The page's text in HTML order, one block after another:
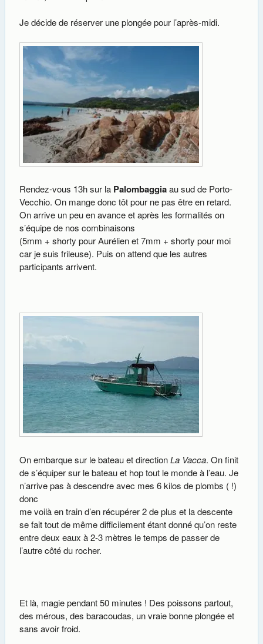
Je décide de réserver une plongée pour l’après-midi.
Rendez-vous 13h sur la Palombaggiaau sud de Porto-
Vecchio. On mange donc tôt pour ne pas être en retard.
On arrive un peu en avance et après les formalités on
s’équipe de nos combinaisons
(5mm + shorty pour Aurélien et 7mm + shorty pour moi
car je suis frileuse). Puis on attend que les autres
participants arrivent.
On embarque sur le bateau et directionLa Vacca. On finit
de s’équiper sur le bateau et hop tout le monde à l’eau. Je
n’arrive pas à descendre avec mes 6 kilos de plombs ( !)
donc
me voilà en train d’en récupérer 2 de plus et la descente
se fait tout de même difficilement étant donné qu’on reste
entre deux eaux à 2-3 mètres le temps de passer de
l’autre côté du rocher.
Et là, magie pendant 50 minutes ! Des poissons partout,
des mérous, des baracoudas, un vraie bonne plongée et
sans avoir froid.